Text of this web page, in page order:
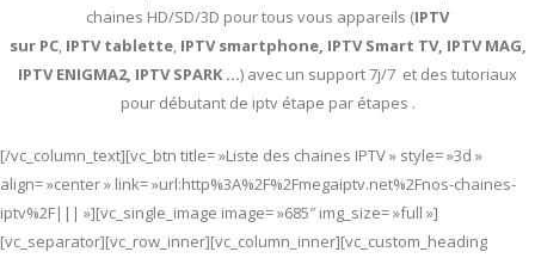
chaines HD/SD/3D pour tous vous appareils (IPTV
sur PC, IPTVtablette, IPTVsmartphone, IPTV Smart TV, IPTV MAG,
IPTV ENIGMA2, IPTV SPARK …) avec un support 7j/7 et des tutoriaux
pour débutant de iptv étape par étapes .
[/vc_column_text][vc_btn title= »Liste des chaines IPTV » style= »3d »
align= »center » link= »url:http%3A%2F%2Fmegaiptv.net%2Fnos-chaines-
iptv%2F||| »][vc_single_image image= »685″ img_size= »full »]
[vc_separator][vc_row_inner][vc_column_inner][vc_custom_heading